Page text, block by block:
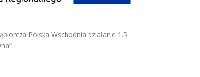
Polska Wschodnia działanie 1.5